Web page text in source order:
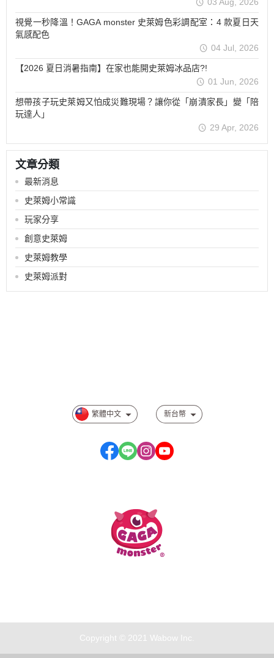
03 Aug, 2026
視覺一秒降溫！GAGA monster 史萊姆色彩調配室：4 款夏日天
氣感配色
04 Jul, 2026
【2026 夏日消暑指南】在家也能開史萊姆冰品店?!
01 Jun, 2026
想帶孩子玩史萊姆又怕成災難現場？讓你從「崩潰家長」變「陪
玩達人」
29 Apr, 2026
文章分類
最新消息
史萊姆小常識
玩家分享
創意史萊姆
史萊姆教學
史萊姆派對
繁體中文 新台幣
Copyright © 2021 Wabow Inc.